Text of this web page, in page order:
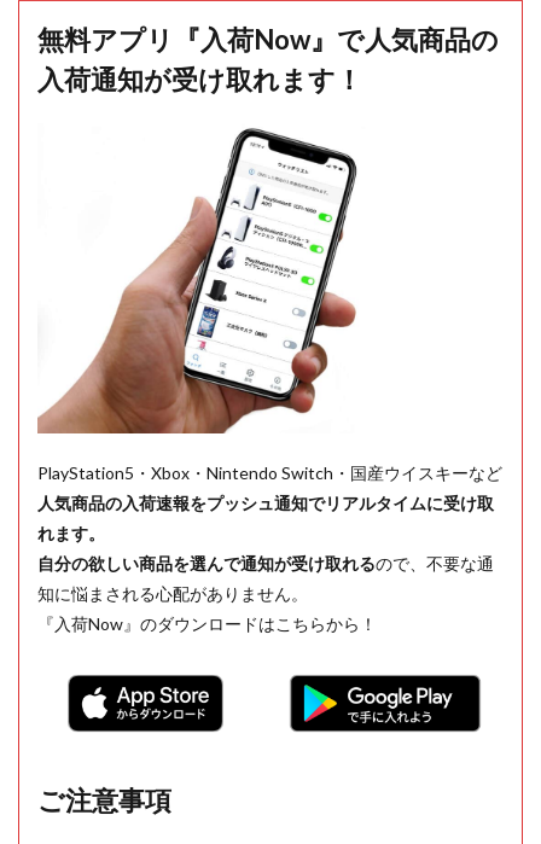
無料アプリ『入荷Now』で人気商品の
入荷通知が受け取れます！
PlayStation5・Xbox・Nintendo Switch・国産ウイスキーなど
人気商品の入荷速報をプッシュ通知でリアルタイムに受け取
れます。
自分の欲しい商品を選んで通知が受け取れるので、不要な通
知に悩まされる心配がありません。
『入荷Now』のダウンロードはこちらから！
ご注意事項